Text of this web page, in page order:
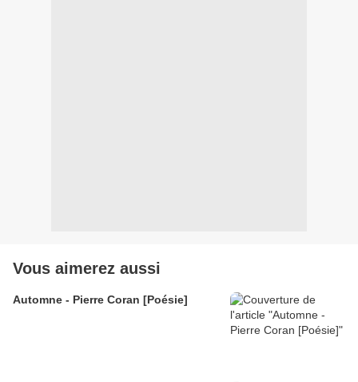
Vous aimerez aussi
Automne - Pierre Coran [Poésie]